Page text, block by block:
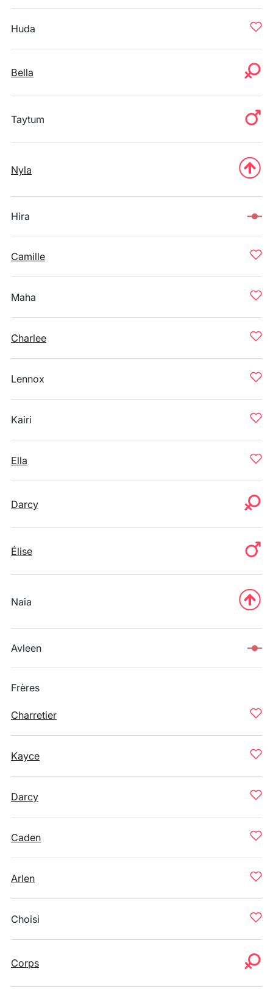
Huda
Bella
Taytum
Nyla
Hira
Camille
Maha
Charlee
Lennox
Kairi
Ella
Darcy
Élise
Naia
Avleen
Frères
Charretier
Kayce
Darcy
Caden
Arlen
Choisi
Corps